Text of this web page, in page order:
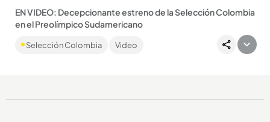
EN VIDEO: Decepcionante estreno de la Selección Colombia
en el Preolímpico Sudamericano
La Tricolor jugó por más de 60 minutos con un hombre menos
por la expulsión de Jimer Fory....
Selección Colombia Video